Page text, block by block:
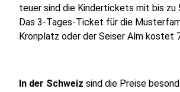
teuer sind die Kindertickets mit bis zu
Das 3-Tages-Ticket für die
Kronplatz oder der Seiser Alm kostet
In der Schweiz sind die Preise